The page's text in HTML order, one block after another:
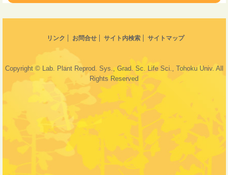
リンク お問合せ サイト内検索 サイトマップ
Copyright © Lab. Plant Reprod. Sys., Grad. Sc. Life Sci., Tohoku Univ. All
Rights Reserved